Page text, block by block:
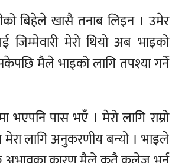
बिहेले खासै तनाब लिइन । उमेर
मेरो थियो अब भाइको
मैले भाइको लागि तपश्या गर्ने
पास भएँ । मेरो लागि राम्रो
लागि अनुकरणीय बन्यो । भाइले